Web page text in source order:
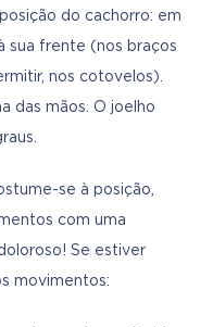
do cachorro: em
sua frente (nos braços
nos cotovelos).
das mãos. O joelho
se à posição,
com uma
Se estiver
movimentos: